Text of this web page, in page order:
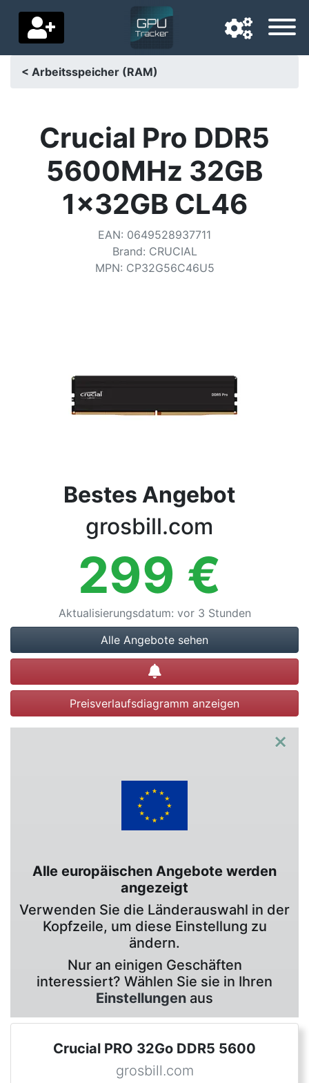
Lieferland
Startseite
Einstellungen
< Arbeitsspeicher (RAM)
Crucial Pro DDR5
5600MHz 32GB
1x32GB CL46
EAN: 0649528937711
Brand: CRUCIAL
MPN: CP32G56C46U5
Bestes Angebot
grosbill.com
299 €
Aktualisierungsdatum: vor 3 Stunden
Alle Angebote sehen
Preisalarm setzen
Preisverlaufsdiagramm anzeigen
×
Alle europäischen Angebote werden
angezeigt
Verwenden Sie die Länderauswahl in der
Kopfzeile, um diese Einstellung zu
ändern.
Nur an einigen Geschäften
interessiert? Wählen Sie sie in Ihren
Einstellungen aus
Crucial PRO 32Go DDR5 5600
grosbill.com